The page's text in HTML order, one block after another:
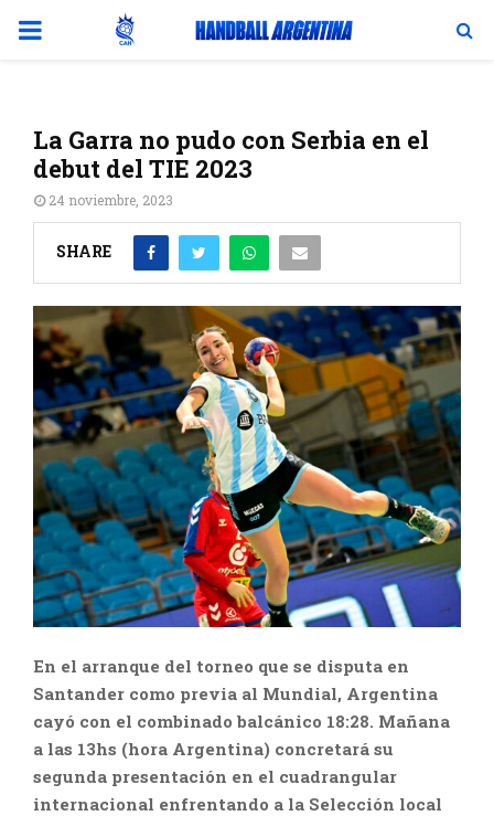
PRIMARY
La Garra no pudo con Serbia en el
debut del TIE 2023
24 noviembre, 2023
SHARE
En el arranque del torneo que se disputa en
Santander como previa al Mundial, Argentina
cayó con el combinado balcánico 18:28. Mañana
a las 13hs (hora Argentina) concretará su
segunda presentación en el cuadrangular
internacional enfrentando a la Selección local